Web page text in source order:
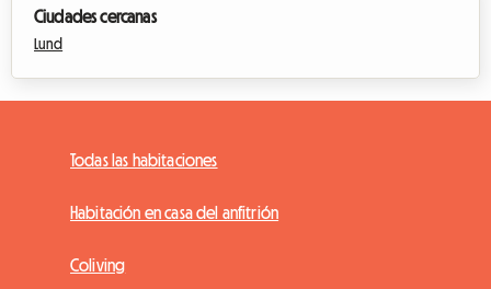
Ciudades cercanas
Lund
Todas las habitaciones
Habitación en casa del anfitrión
Coliving